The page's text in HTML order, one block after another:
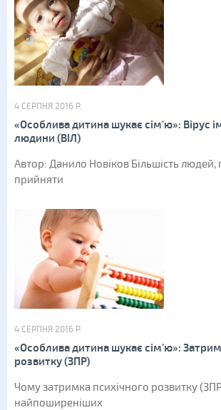
4 СЕРПНЯ 2016 Р.
«Особлива дитина шукає сім'ю»: Вірус
людини (ВІЛ)
Автор: Данило Новіков Більшість людей,
прийняти
4 СЕРПНЯ 2016 Р.
«Особлива дитина шукає сім'ю»:
розвитку (ЗПР)
Чому затримка психічного розвитку
найпоширеніших